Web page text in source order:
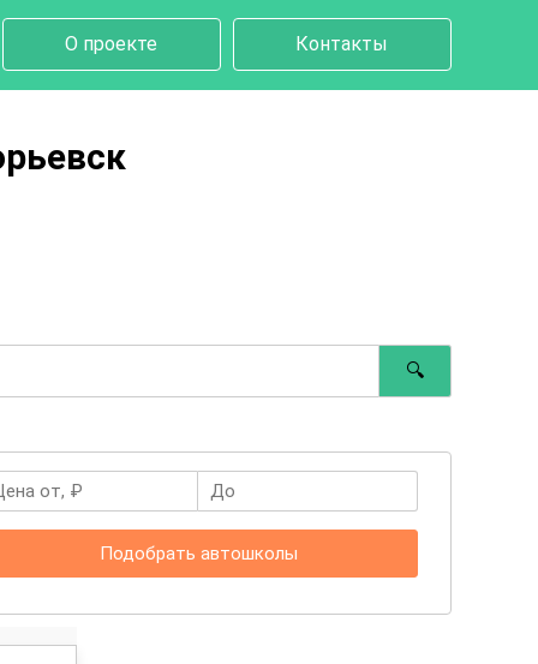
О проекте Контакты
🔍
Подобрать автошколы